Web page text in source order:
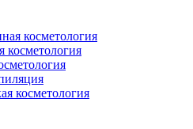
косметология
косметология
косметология